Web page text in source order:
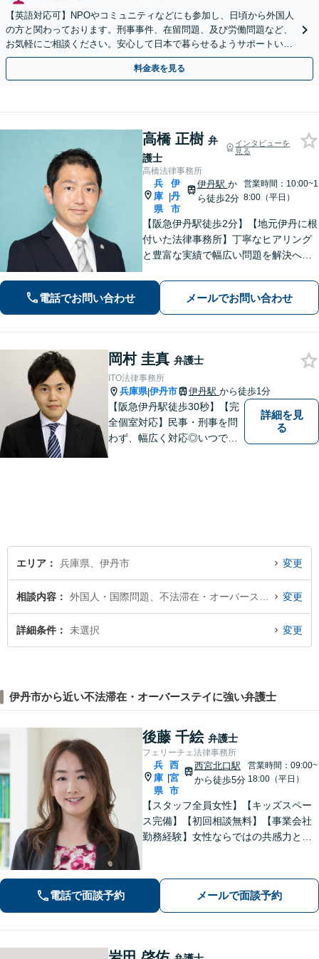
【英語対応可】NPOやコミュニティなどにも参加し、日頃から外国人
の方と関わっております。刑事事件、在留問題、及び労働問題など、
お気軽にご相談ください。安心して日本で暮らせるようサポートいた
します【夜間・休日相談OK】【北浜駅2分】
料金表を見る
高橋 正樹 弁
護士
インタビューを
見る
高橋法律事務所
兵
庫
県
|
伊
丹
市
伊丹駅 か
ら徒歩2分
営業時間：10:00~1
8:00（平日）
【阪急伊丹駅徒歩2分】【地元伊丹に根
付いた法律事務所】丁寧なヒアリング
と豊富な実績で幅広い問題を解決へ導
請求／面会交流など【相続・遺言】相
続放棄／遺産分割調停など【電話・メ
ール相談初回無料】【休日夜間対応
可】
電話でお問い合わせ メールでお問い合わせ
岡村 圭真 弁護士
ITO法律事務所
兵庫県|伊丹市 伊丹駅 から徒歩1分
【阪急伊丹駅徒歩30秒】【完
全個室対応】民事・刑事を問
わず、幅広く対応◎いつでも
詳細を見
る
エリア 兵庫県、伊丹市 変更
相談内容 変更
詳細条件 未選択 変更
伊丹市から近い不法滞在・オーバーステイに強い弁護士
後藤 千絵 弁護士
フェリーチェ法律事務所
兵
庫
県
|
西
宮
市
西宮北口駅
から徒歩5分
営業時間：09:00~
18:00（平日）
【スタッフ全員女性】【キッズスペー
ス完備】【初回相談無料】【事業会社
勤務経験】女性ならではの共感力とコ
利を守ります。特に離婚や相続など家
族の事案が得意です。
電話で面談予約 メールで面談予約